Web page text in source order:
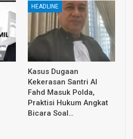
HEADLINE
Kasus Dugaan
Kekerasan Santri Al
Fahd Masuk Polda,
Praktisi Hukum Angkat
Bicara Soal…